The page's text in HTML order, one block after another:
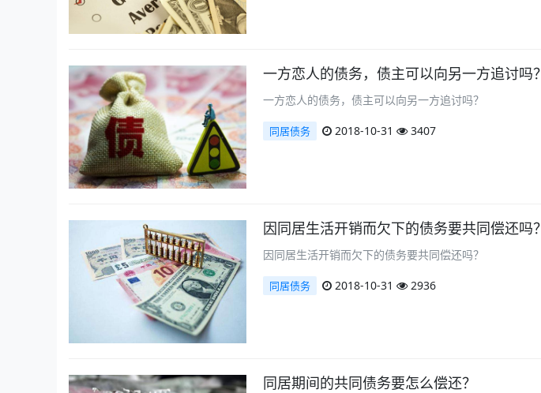
一方恋人的债务，债主可以向另一方追讨吗？
一方恋人的债务，债主可以向另一方追讨吗？
同居债务 2018-10-31 3407
因同居生活开销而欠下的债务要共同偿还吗？
因同居生活开销而欠下的债务要共同偿还吗？
同居债务 2018-10-31 2936
同居期间的共同债务要怎么偿还？